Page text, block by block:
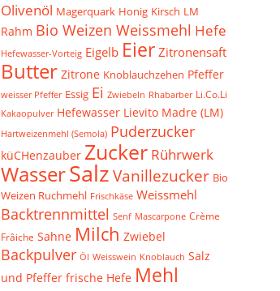
Olivenöl Magerquark Honig Kirsch LM
Rahm Bio Weizen Weissmehl Hefe
Hefewasser-Vorteig Eigelb Eier Zitronensaft
Butter Zitrone Knoblauchzehen Pfeffer
weisser Pfeffer Essig Ei Zwiebeln Rhabarber Li.Co.Li
Kakaopulver Hefewasser Lievito Madre (LM)
Hartweizenmehl (Semola) Puderzucker
küCHenzauber Zucker Rührwerk
WasserSalzVanillezucker Bio
Weizen Ruchmehl Frischkäse Weissmehl
Backtrennmittel Senf Mascarpone Crème
Frâiche Sahne Milch Zwiebel
Backpulver Öl Weisswein Knoblauch Salz
und Pfeffer frische Hefe Mehl